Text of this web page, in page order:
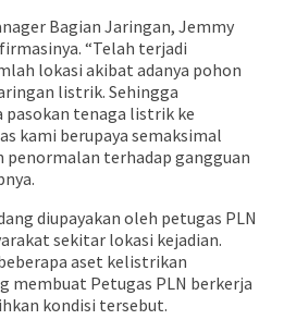
Bagian Jaringan, Jemmy
“Telah terjadi
lokasi akibat adanya pohon
listrik. Sehingga
tenaga listrik ke
kami berupaya semaksimal
terhadap gangguan
diupayakan oleh petugas PLN
sekitar lokasi kejadian.
aset kelistrikan
membuat Petugas PLN berkerja
kondisi tersebut.